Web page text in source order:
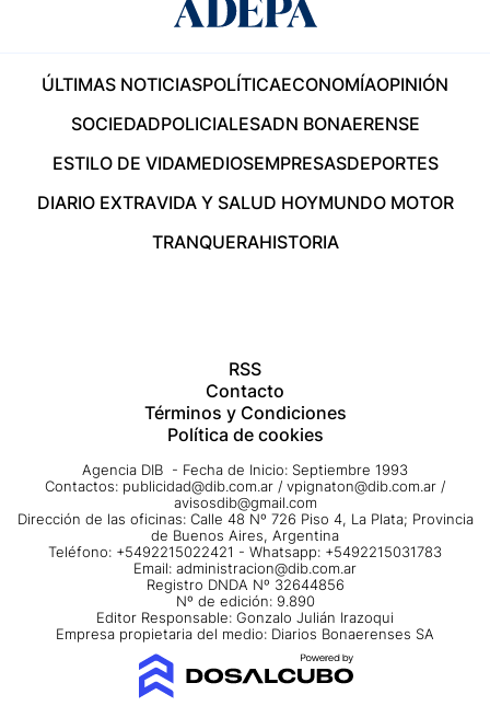
ÚLTIMAS NOTICIASPOLÍTICAECONOMÍAOPINIÓN
SOCIEDADPOLICIALESADN BONAERENSE
ESTILO DE VIDAMEDIOSEMPRESASDEPORTES
DIARIO EXTRAVIDA Y SALUD HOYMUNDO MOTOR
TRANQUERAHISTORIA
RSS
Contacto
Términos y Condiciones
Política de cookies
Agencia DIB - Fecha de Inicio: Septiembre 1993
Contactos: publicidad@dib.com.ar / vpignaton@dib.com.ar /
avisosdib@gmail.com
Dirección de las oficinas: Calle 48 Nº 726 Piso 4, La Plata; Provincia
de Buenos Aires, Argentina
Teléfono: +5492215022421 - Whatsapp: +5492215031783
Email: administracion@dib.com.ar
Registro DNDA Nº 32644856
Nº de edición: 9.890
Editor Responsable: Gonzalo Julián Irazoqui
Empresa propietaria del medio: Diarios Bonaerenses SA